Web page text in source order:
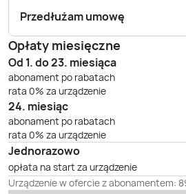
Przedłużam umowę
Opłaty miesięczne
Od 1. do 23. miesiąca
abonament po rabatach
rata 0% za urządzenie
24. miesiąc
abonament po rabatach
rata 0% za urządzenie
Jednorazowo
opłata na start za urządzenie
Urządzenie w ofercie z abonamentem: